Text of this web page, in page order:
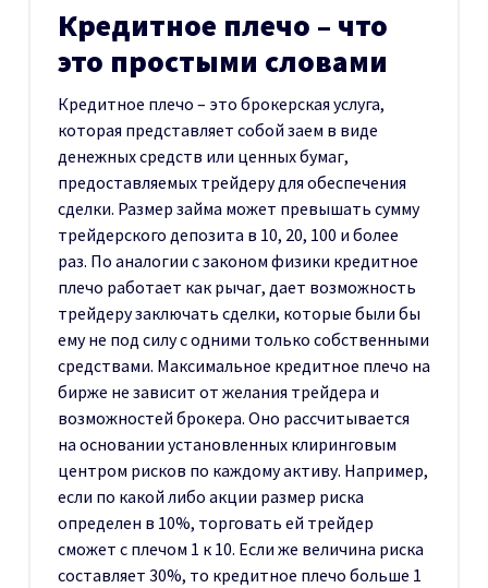
Кредитное плечо – что
это простыми словами
Кредитное плечо – это брокерская услуга,
которая представляет собой заем в виде
денежных средств или ценных бумаг,
предоставляемых трейдеру для обеспечения
сделки. Размер займа может превышать сумму
трейдерского депозита в 10, 20, 100 и более
раз. По аналогии с законом физики кредитное
плечо работает как рычаг, дает возможность
трейдеру заключать сделки, которые были бы
ему не под силу с одними только собственными
средствами. Максимальное кредитное плечо на
бирже не зависит от желания трейдера и
возможностей брокера. Оно рассчитывается
на основании установленных клиринговым
центром рисков по каждому активу. Например,
если по какой либо акции размер риска
определен в 10%, торговать ей трейдер
сможет с плечом 1 к 10. Если же величина риска
составляет 30%, то кредитное плечо больше 1